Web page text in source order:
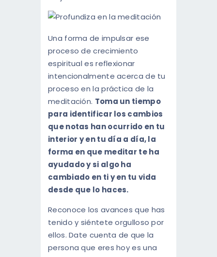
Una forma de impulsar ese
proceso de crecimiento
espiritual es reflexionar
intencionalmente acerca de tu
proceso en la práctica de la
meditación. Toma un tiempo
para identificar los cambios
que notas han ocurrido en tu
interior y en tu día a día, la
forma en que meditar te ha
ayudado y si algo ha
cambiado en ti y en tu vida
desde que lo haces.
Reconoce los avances que has
tenido y siéntete orgulloso por
ellos. Date cuenta de que la
persona que eres hoy es una